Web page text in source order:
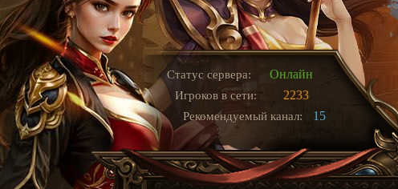
Статус сервера: Онлайн
Игроков в сети: 2233
Рекомендуемый канал: 15